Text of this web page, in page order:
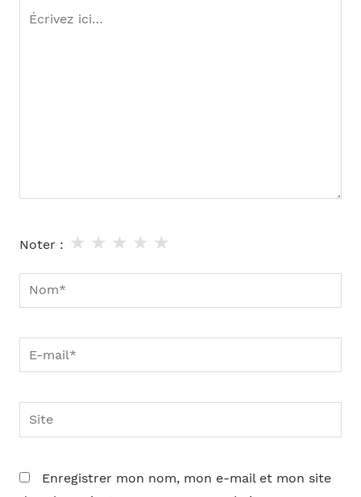
Écrivez
Noter : ★
★
★
★
★
Nom*
E-
mail*
Site
Enregistrer mon nom, mon e-mail et mon site